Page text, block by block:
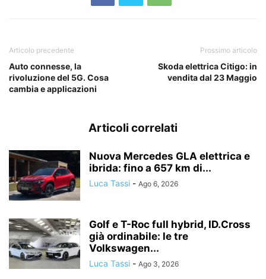
Articolo precedente
Auto connesse, la
rivoluzione del 5G. Cosa
cambia e applicazioni
Prossimo articolo
Skoda elettrica Citigo: in
vendita dal 23 Maggio
Articoli correlati
Nuova Mercedes GLA elettrica e
ibrida: fino a 657 km di...
Luca Tassi - Ago 6, 2026
Golf e T-Roc full hybrid, ID.Cross
già ordinabile: le tre
Volkswagen...
Luca Tassi - Ago 3, 2026